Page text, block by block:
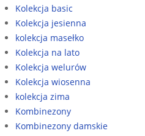
Kolekcja basic
Kolekcja jesienna
kolekcja masełko
Kolekcja na lato
Kolekcja welurów
Kolekcja wiosenna
kolekcja zima
Kombinezony
Kombinezony damskie